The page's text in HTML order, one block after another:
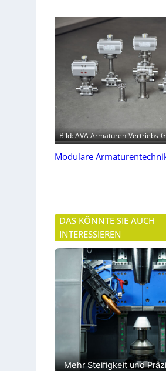
Bild: AVA Armaturen-Vertriebs-
Modulare
DAS KÖNNTE SIE AUCH
INTERESSIEREN
Mehr Steifigkeit und